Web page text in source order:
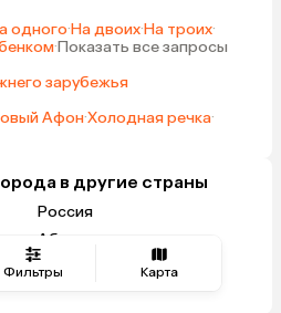
Фильтры Карта
одного·На двоих·На троих·
·Показать все запросы
зарубежья
Афон·Холодная речка·
в другие страны
Россия
Абхазия
Вьетнам